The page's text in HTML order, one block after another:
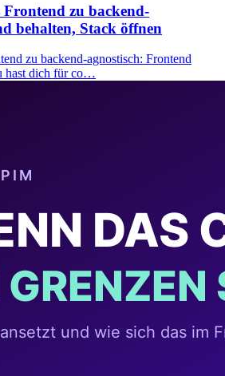
Frontend zu backend-
behalten, Stack öffnen
zu backend-agnostisch: Frontend
hast dich für co…